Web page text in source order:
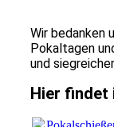
Wir bedanken
Pokaltagen
und
Hier findet